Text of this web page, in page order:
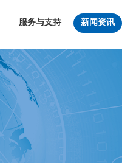
服务与支持 新闻资讯